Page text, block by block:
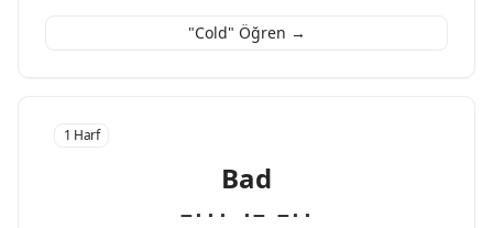
"Cold" Öğren →
1 Harf
Bad
−··· ·− −··